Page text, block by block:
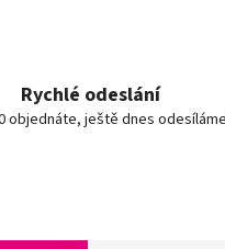
Rychlé odeslání
objednáte, ještě dnes